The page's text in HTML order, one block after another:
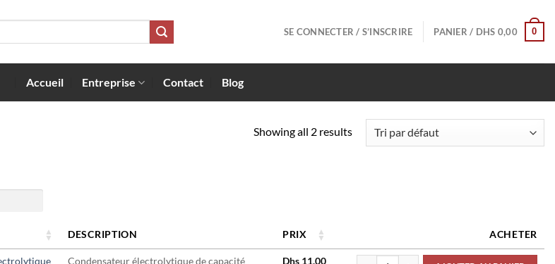
SE CONNECTER / S’INSCRIRE PANIER / DHS 0,00 0
Accueil Entreprise Contact Blog
Showing all 2 results
DESCRIPTION PRIX ACHETER
Condensateur électrolytique de capacité
Dhs 11,00 quantité de Condensateur Électrolytique 20%